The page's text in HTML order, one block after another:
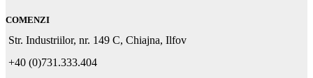
COMENZI
Str. Industriilor, nr. 149 C, Chiajna, Ilfov
+40 (0)731.333.404